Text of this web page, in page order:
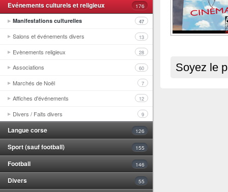
Evénements culturels et religieux
176
Manifestations culturelles
47
Salons et événements divers 13
Evènements religieux 28
Associations 60
Marchés de Noël 7
Affiches d'événements 12
Divers / Faits divers 9
Langue corse 126
Sport (sauf football) 155
Football 146
Divers 55
Soyez le